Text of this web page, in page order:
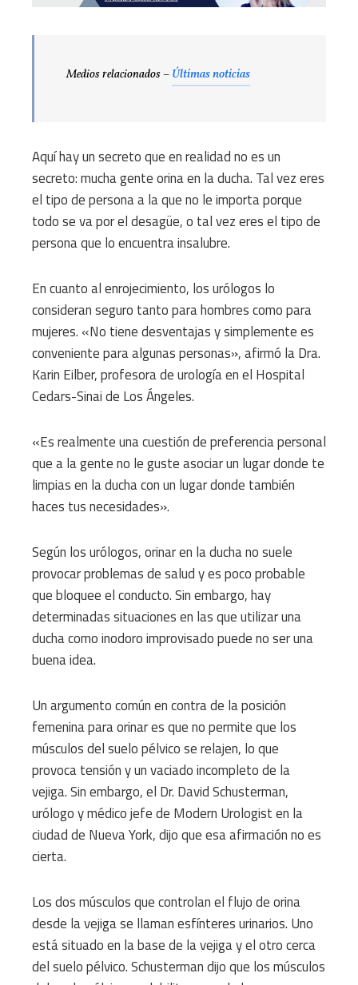
Medios relacionados –Últimas noticias
Aquí hay un secreto que en realidad no es un
secreto: mucha gente orina en la ducha. Tal vez eres
el tipo de persona a la que no le importa porque
todo se va por el desagüe, o tal vez eres el tipo de
persona que lo encuentra insalubre.
En cuanto al enrojecimiento, los urólogos lo
consideran seguro tanto para hombres como para
mujeres. «No tiene desventajas y simplemente es
conveniente para algunas personas», afirmó la Dra.
Karin Eilber, profesora de urología en el Hospital
Cedars-Sinai de Los Ángeles.
«Es realmente una cuestión de preferencia personal
que a la gente no le guste asociar un lugar donde te
limpias en la ducha con un lugar donde también
haces tus necesidades».
Según los urólogos, orinar en la ducha no suele
provocar problemas de salud y es poco probable
que bloquee el conducto. Sin embargo, hay
determinadas situaciones en las que utilizar una
ducha como inodoro improvisado puede no ser una
buena idea.
Un argumento común en contra de la posición
femenina para orinar es que no permite que los
músculos del suelo pélvico se relajen, lo que
provoca tensión y un vaciado incompleto de la
vejiga. Sin embargo, el Dr. David Schusterman,
urólogo y médico jefe de Modern Urologist en la
ciudad de Nueva York, dijo que esa afirmación no es
cierta.
Los dos músculos que controlan el flujo de orina
desde la vejiga se llaman esfínteres urinarios. Uno
está situado en la base de la vejiga y el otro cerca
del suelo pélvico. Schusterman dijo que los músculos